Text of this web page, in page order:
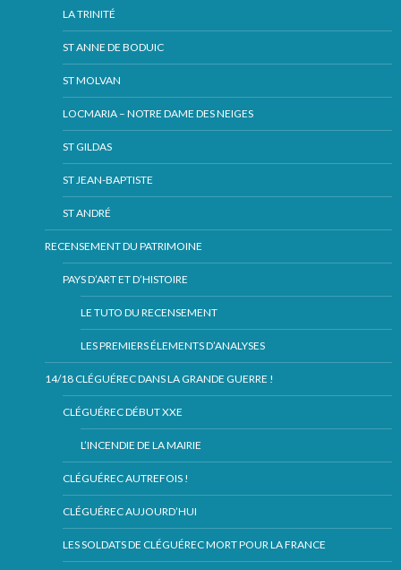
LA TRINITÉ
ST ANNE DE BODUIC
ST MOLVAN
LOCMARIA – NOTRE DAME DES NEIGES
ST GILDAS
ST JEAN-BAPTISTE
ST ANDRÉ
RECENSEMENT DU PATRIMOINE
PAYS D’ART ET D’HISTOIRE
LE TUTO DU RECENSEMENT
LES PREMIERS ÉLEMENTS D’ANALYSES
14/18 CLÉGUÉREC DANS LA GRANDE GUERRE !
CLÉGUÉREC DÉBUT XXE
L’INCENDIE DE LA MAIRIE
CLÉGUÉREC AUTREFOIS !
CLÉGUÉREC AUJOURD’HUI
LES SOLDATS DE CLÉGUÉREC MORT POUR LA FRANCE